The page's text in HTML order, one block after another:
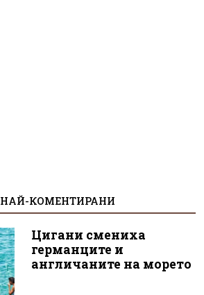
НАЙ-КОМЕНТИРАНИ
Цигани смениха
германците и
англичаните на морето